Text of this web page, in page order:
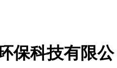
保科技有限公